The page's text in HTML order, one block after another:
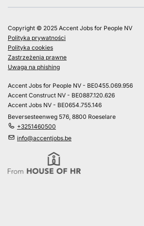
Copyright © 2025 Accent Jobs for People NV
Polityka prywatności
Polityka cookies
Zastrzeżenia prawne
Uwaga na phishing
Accent Jobs for People NV - BE0455.069.956
Accent Construct NV - BE0887.120.626
Accent Jobs NV - BE0654.755.146
Beversesteenweg 576, 8800 Roeselare
+3251460500
info@accentjobs.be